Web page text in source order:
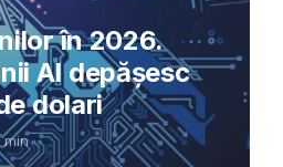
în 2026.
AI depășesc
dolari
min